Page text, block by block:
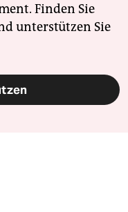
Finden Sie
unterstützen Sie